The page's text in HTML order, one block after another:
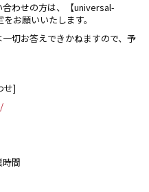
わせの方は、【universal-
お願いいたします。
切お答えできかねますので、予
せ]
間